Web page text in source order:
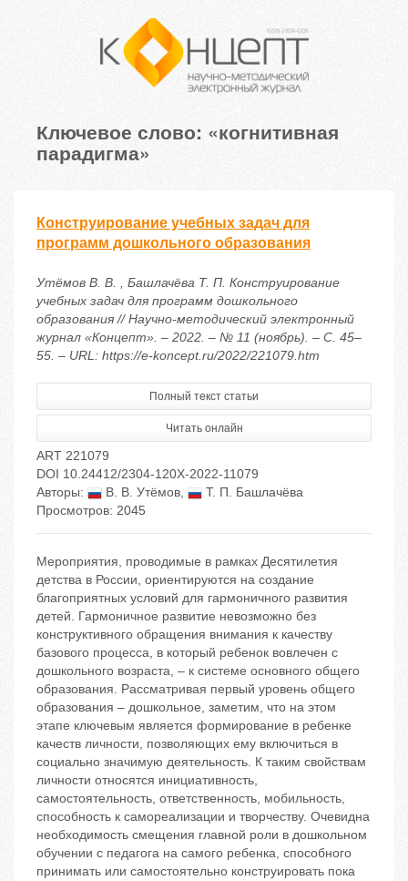
Ключевое слово: «когнитивная
парадигма»
Конструирование учебных задач для
программ дошкольного образования
Утёмов В. В. , Башлачёва Т. П. Конструирование
учебных задач для программ дошкольного
образования // Научно-методический электронный
журнал «Концепт». – 2022. – № 11 (ноябрь). – С. 45–
55. – URL: https://e-koncept.ru/2022/221079.htm
Полный текст статьи
Читать онлайн
ART 221079
DOI 10.24412/2304-120X-2022-11079
Авторы:
В. В. Утёмов,
Т. П. Башлачёва
Просмотров: 2045
Мероприятия, проводимые в рамках Десятилетия
детства в России, ориентируются на создание
благоприятных условий для гармоничного развития
детей. Гармоничное развитие невозможно без
конструктивного обращения внимания к качеству
базового процесса, в который ребенок вовлечен с
дошкольного возраста, – к системе основного общего
образования. Рассматривая первый уровень общего
образования – дошкольное, заметим, что на этом
этапе ключевым является формирование в ребенке
качеств личности, позволяющих ему включиться в
социально значимую деятельность. К таким свойствам
личности относятся инициативность,
самостоятельность, ответственность, мобильность,
способность к самореализации и творчеству. Очевидна
необходимость смещения главной роли в дошкольном
обучении с педагога на самого ребенка, способного
принимать или самостоятельно конструировать пока